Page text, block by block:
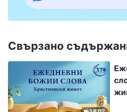
Свързано